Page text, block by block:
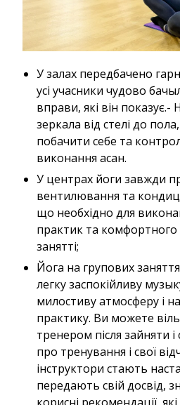
У залах передбачено
усі учасники чудово
вправи, які він показує.-
зеркала від стелі до
побачити себе та
виконання асан.
У центрах йоги завжди
вентилювання та
що необхідно для
практик та комфортного
занятті;
Йога на групових
легку заспокійливу
милостиву атмосферу і
практику. Ви можете
тренером після зайняти
про тренування і свої
інструктори стають
передають свій досвід,